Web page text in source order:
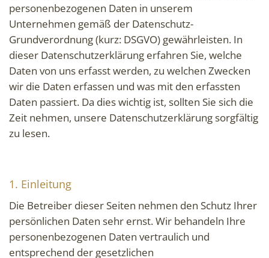
personenbezogenen Daten in unserem
Unternehmen gemäß der Datenschutz-
Grundverordnung (kurz: DSGVO) gewährleisten. In
dieser Datenschutzerklärung erfahren Sie, welche
Daten von uns erfasst werden, zu welchen Zwecken
wir die Daten erfassen und was mit den erfassten
Daten passiert. Da dies wichtig ist, sollten Sie sich die
Zeit nehmen, unsere Datenschutzerklärung sorgfältig
zu lesen.
1. Einleitung
Die Betreiber dieser Seiten nehmen den Schutz Ihrer
persönlichen Daten sehr ernst. Wir behandeln Ihre
personenbezogenen Daten vertraulich und
entsprechend der gesetzlichen